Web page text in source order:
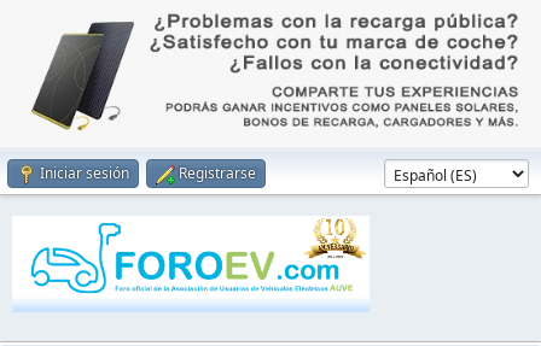
Iniciar sesión Registrarse